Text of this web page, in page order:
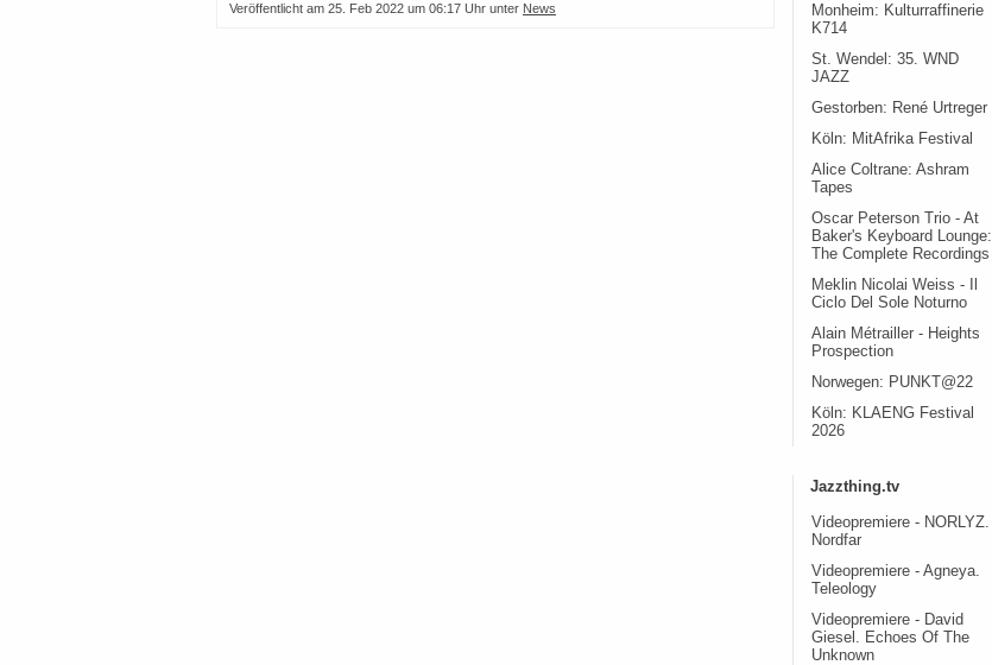
Veröffentlicht am 25. Feb 2022 um 06:17 Uhr unter News
Monheim: Kulturraffinerie
K714
St. Wendel: 35. WND
JAZZ
Gestorben: René Urtreger
Köln: MitAfrika Festival
Alice Coltrane: Ashram
Tapes
Oscar Peterson Trio - At
Baker's Keyboard Lounge:
The Complete Recordings
Meklin Nicolai Weiss - Il
Ciclo Del Sole Noturno
Alain Métrailler - Heights
Prospection
Norwegen: PUNKT@22
Köln: KLAENG Festival
2026
Jazzthing.tv
Videopremiere - NORLYZ.
Nordfar
Videopremiere - Agneya.
Teleology
Videopremiere - David
Giesel. Echoes Of The
Unknown